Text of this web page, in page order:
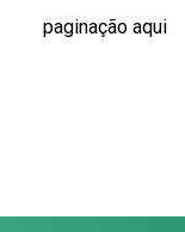
paginação aqui